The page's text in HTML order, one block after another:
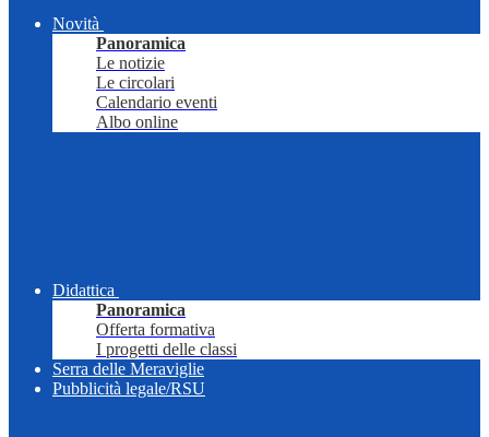
Novità
Panoramica
Le notizie
Le circolari
Calendario eventi
Albo online
Didattica
Panoramica
Offerta formativa
I progetti delle classi
Serra delle Meraviglie
Pubblicità legale/RSU